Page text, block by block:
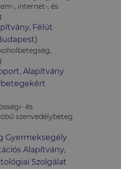
, internet-, és
Félút
Alapítvány
és
szenvedélybeteg
Gyermeksegély
Alapítvány,
Szolgálat